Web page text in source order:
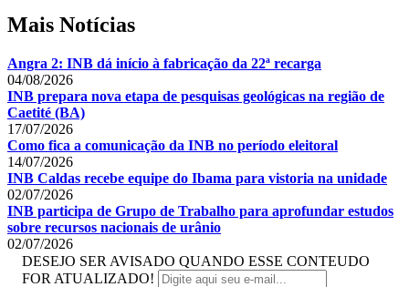
Mais Notícias
Angra 2: INB dá início à fabricação da 22ª recarga
04/08/2026
INB prepara nova etapa de pesquisas geológicas na região de
Caetité (BA)
17/07/2026
Como fica a comunicação da INB no período eleitoral
14/07/2026
INB Caldas recebe equipe do Ibama para vistoria na unidade
02/07/2026
INB participa de Grupo de Trabalho para aprofundar estudos
sobre recursos nacionais de urânio
02/07/2026
DESEJO SER AVISADO QUANDO ESSE CONTEUDO
FOR ATUALIZADO!